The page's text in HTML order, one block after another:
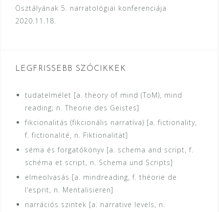
Osztályának 5. narratológiai konferenciája
2020.11.18.
LEGFRISSEBB SZÓCIKKEK
tudatelmélet [a. theory of mind (ToM), mind
reading; n. Theorie des Geistes]
fikcionalitás (fikcionális narratíva) [a. fictionality,
f. fictionalité, n. Fiktionalität]
séma és forgatókönyv [a. schema and script, f.
schéma et script, n. Schema und Scripts]
elmeolvasás [a. mindreading, f. théorie de
l’esprit, n. Mentalisieren]
narrációs szintek [a. narrative levels, n.